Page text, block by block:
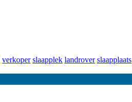
verkoper slaapplek landrover slaapplaats